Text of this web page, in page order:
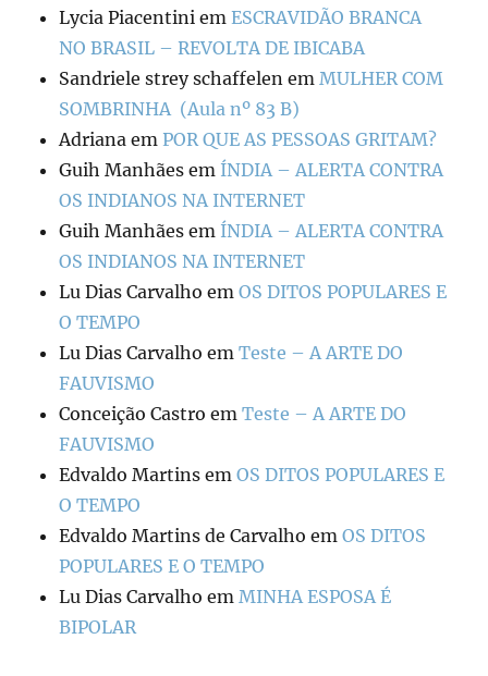
Lycia Piacentini emESCRAVIDÃO BRANCA
NO BRASIL – REVOLTA DE IBICABA
Sandriele strey schaffelen emMULHER COM
SOMBRINHA (Aula nº 83 B)
Adriana emPOR QUE AS PESSOAS GRITAM?
Guih Manhães em ÍNDIA – ALERTA CONTRA
OS INDIANOS NA INTERNET
Guih Manhães em ÍNDIA – ALERTA CONTRA
OS INDIANOS NA INTERNET
Lu Dias Carvalho emOS DITOS POPULARES E
O TEMPO
Lu Dias Carvalho emTeste – A ARTE DO
FAUVISMO
Conceição Castro emTeste – A ARTE DO
FAUVISMO
Edvaldo Martins emOS DITOS POPULARES E
O TEMPO
Edvaldo Martins de Carvalho emOS DITOS
POPULARES E O TEMPO
Lu Dias Carvalho emMINHA ESPOSA É
BIPOLAR